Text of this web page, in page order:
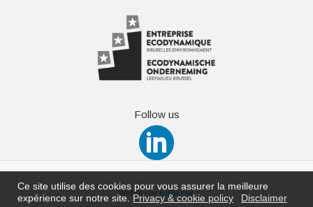
Ce site utilise des cookies pour vous assurer la meilleure
expérience sur notre site. Privacy & cookie policy Disclaimer
Follow us
Website by mijim.com